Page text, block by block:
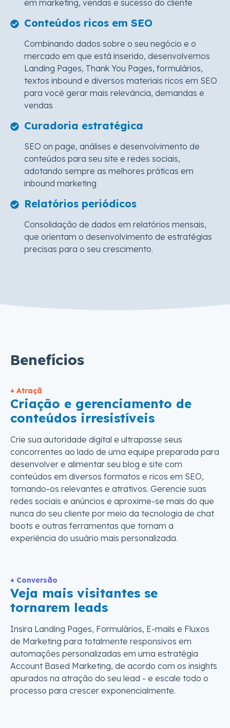
em marketing, vendas e sucesso do cliente
Conteúdos ricos em SEO
Combinando dados sobre o seu negócio e o
mercado em que está inserido, desenvolvemos
Landing Pages, Thank You Pages, formulários,
textos inbound e diversos materiais ricos em SEO
para você gerar mais relevância, demandas e
vendas
Curadoria estratégica
SEO on page, análises e desenvolvimento de
conteúdos para seu site e redes sociais,
adotando sempre as melhores práticas em
inbound marketing
Relatórios periódicos
Consolidação de dados em relatórios mensais,
que orientam o desenvolvimento de estratégias
precisas para o seu crescimento.
Benefícios
+ Atraçã
Criação e gerenciamento de
conteúdos irresistíveis
Crie sua autoridade digital e ultrapasse seus
concorrentes ao lado de uma equipe preparada para
desenvolver e alimentar seu blog e site com
conteúdos em diversos formatos e ricos em SEO,
tornando-os relevantes e atrativos. Gerencie suas
redes sociais e anúncios e aproxime-se mais do que
nunca do seu cliente por meio da tecnologia de chat
boots e outras ferramentas que tornam a
experiência do usuário mais personalizada.
+ Conversão
Veja mais visitantes se
tornarem leads
Insira Landing Pages, Formulários, E-mails e Fluxos
de Marketing para totalmente responsivos em
automações personalizadas em uma estratégia
Account Based Marketing, de acordo com os insights
apurados na atração do seu lead - e escale todo o
processo para crescer exponencialmente.